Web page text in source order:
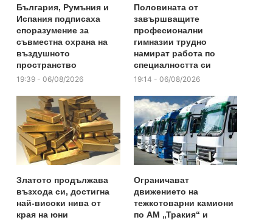
България, Румъния и
Испания подписаха
споразумение за
съвместна охрана на
въздушното
пространство
19:39 - 06/08/2026
Половината от
завършващите
професионални
гимназии трудно
намират работа по
специалността си
19:14 - 06/08/2026
Златото продължава
възхода си, достигна
най-високи нива от
края на юни
Ограничават
движението на
тежкотоварни камиони
по АМ „Тракия“ и